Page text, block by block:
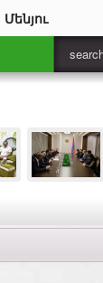
Մենյու